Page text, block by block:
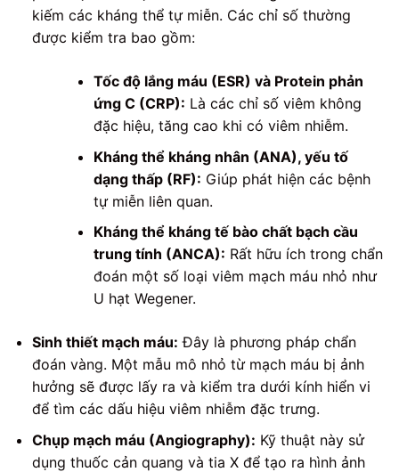
kiếm các kháng thể tự miễn. Các chỉ số thường
được kiểm tra bao gồm:
Tốc độ lắng máu (ESR) và Protein phản
ứng C (CRP): Là các chỉ số viêm không
đặc hiệu, tăng cao khi có viêm nhiễm.
Kháng thể kháng nhân (ANA), yếu tố
dạng thấp (RF): Giúp phát hiện các bệnh
tự miễn liên quan.
Kháng thể kháng tế bào chất bạch cầu
trung tính (ANCA): Rất hữu ích trong chẩn
đoán một số loại viêm mạch máu nhỏ như
U hạt Wegener.
Sinh thiết mạch máu: Đây là phương pháp chẩn
đoán vàng. Một mẫu mô nhỏ từ mạch máu bị ảnh
hưởng sẽ được lấy ra và kiểm tra dưới kính hiển vi
để tìm các dấu hiệu viêm nhiễm đặc trưng.
Chụp mạch máu (Angiography): Kỹ thuật này sử
dụng thuốc cản quang và tia X để tạo ra hình ảnh